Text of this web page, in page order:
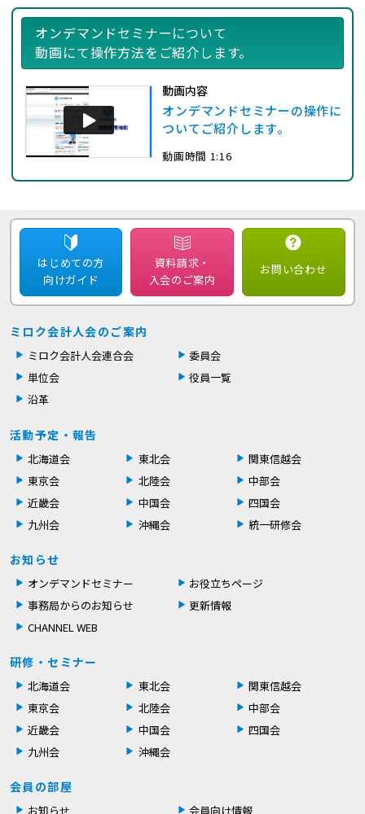
オンデマンドセミナーについて
動画にて操作方法をご紹介します。
動画内容
オンデマンドセミナーの操作に
ついてご紹介します。
動画時間 1:16
はじめての方
向けガイド
資料請求・
入会のご案内
お問い合わせ
ミロク会計人会のご案内
ミロク会計人会連合会
委員会
単位会
役員一覧
沿革
活動予定・報告
北海道会 東北会
関東信越会
東京会
北陸会
中部会
近畿会
中国会
四国会
九州会
沖縄会 統一研修会
お知らせ
オンデマンドセミナー
お役立ちページ
事務局からのお知らせ
更新情報
CHANNEL WEB
研修・セミナー
北海道会 東北会
関東信越会
東京会
北陸会
中部会
近畿会
中国会
四国会
九州会
沖縄会
会員の部屋
お知らせ 会員向け情報